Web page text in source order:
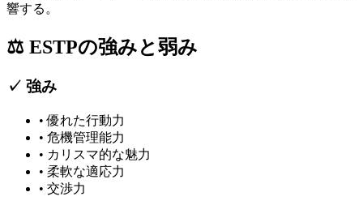
響する。
⚖️ ESTPの強みと弱み
✓ 強み
• 優れた行動力
• 危機管理能力
• カリスマ的な魅力
• 柔軟な適応力
• 交渉力